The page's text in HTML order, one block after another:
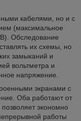
кабелями, но и с
(максимальное
Обследование
их схемы, но
замыканий и
вольтметра и
напряжение.
экранами с
Оба работают от
экономно
работы